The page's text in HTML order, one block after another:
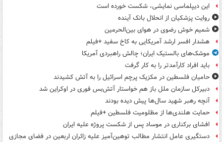
این دیپلماسی نمایشی، شکست خورده است
روایت پزشکیان از انحلال بانک آینده
شمیم خوش رضوی در هوای بین‌الحرمین
هشدار افسر ارشد آمریکایی به کاخ سفید +فیلم
موشک‌های بالستیک ایران؛ چالش راهبردی آمریکا
باید افراد کارآمدتر را به کار گرفت
حامیان فلسطین در مکزیک پرچم اسرائیل را به آتش کشیدند
دبیرکل سازمان ملل باز هم خواستار آتش‌بس فوری در اوکراین شد
آنچه رهبر شهید سال‌ها پیش دیده بودند
حمایت هلندی‌ها از مظلومیت فلسطین +فیلم
افشای برکناری در موساد پس از شکست پروژه علیه ایران
دستگیری عامل انتشار مطالب توهین‌آمیز علیه زائران اربعین در فضای مجازی